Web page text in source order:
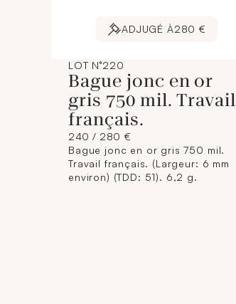
ADJUGÉ À280 €
LOT N°220
Bague jonc en or
gris 750 mil. Travail
français.
240 / 280 €
Bague jonc en or gris 750 mil.
Travail français. (Largeur: 6 mm
environ) (TDD: 51). 6,2 g.